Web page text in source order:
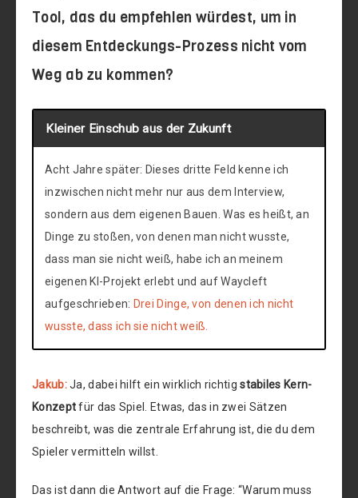
Tool, das du empfehlen würdest, um in
diesem Entdeckungs-Prozess nicht vom
Weg ab zu kommen?
Kleiner Einschub aus der Zukunft
Acht Jahre später: Dieses dritte Feld kenne ich
inzwischen nicht mehr nur aus dem Interview,
sondern aus dem eigenen Bauen. Was es heißt, an
Dinge zu stoßen, von denen man nicht wusste,
dass man sie nicht weiß, habe ich an meinem
eigenen KI-Projekt erlebt und auf Waycleft
aufgeschrieben: Drei Dinge, von denen ich nicht
wusste, dass ich sie nicht weiß.
Jakub:Ja, dabei hilft ein wirklich richtigstabiles Kern-
Konzeptfür das Spiel. Etwas, das in zwei Sätzen
beschreibt, was die zentrale Erfahrung ist, die du dem
Spieler vermitteln willst.
Das ist dann die Antwort auf die Frage: “Warum muss